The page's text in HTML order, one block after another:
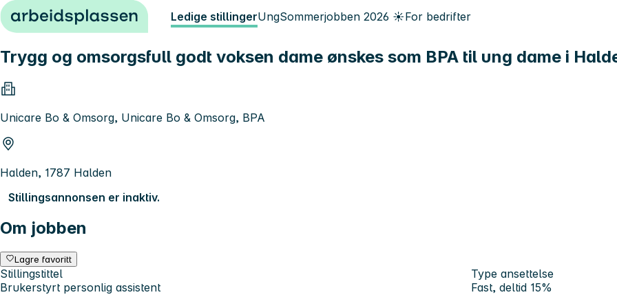
Hopp til innhold Ledige stillingerUngSommerjobben 2026 ☀️For bedrifter
Trygg og omsorgsfull godt voksen dame ønskes som BPA til ung dame i
Unicare Bo & Omsorg, Unicare Bo & Omsorg, BPA
Halden, 1787 Halden
Stillingsannonsen er inaktiv.
Om jobben
Lagre favoritt
Stillingstittel
Brukerstyrt personlig assistent
Type ansettelse
Fast, deltid 15%